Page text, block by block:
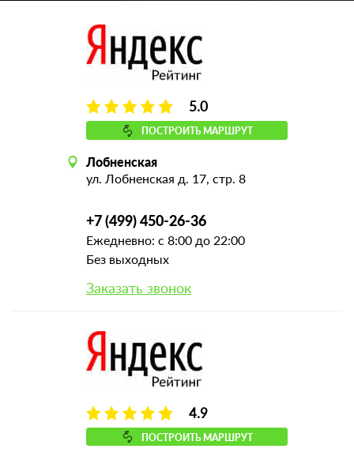
5.0
ПОСТРОИТЬ МАРШРУТ
Лобненская
ул. Лобненская д. 17, стр. 8
+7 (499) 450-26-36
Ежедневно: с 8:00 до 22:00
Без выходных
Заказать звонок
4.9
ПОСТРОИТЬ МАРШРУТ